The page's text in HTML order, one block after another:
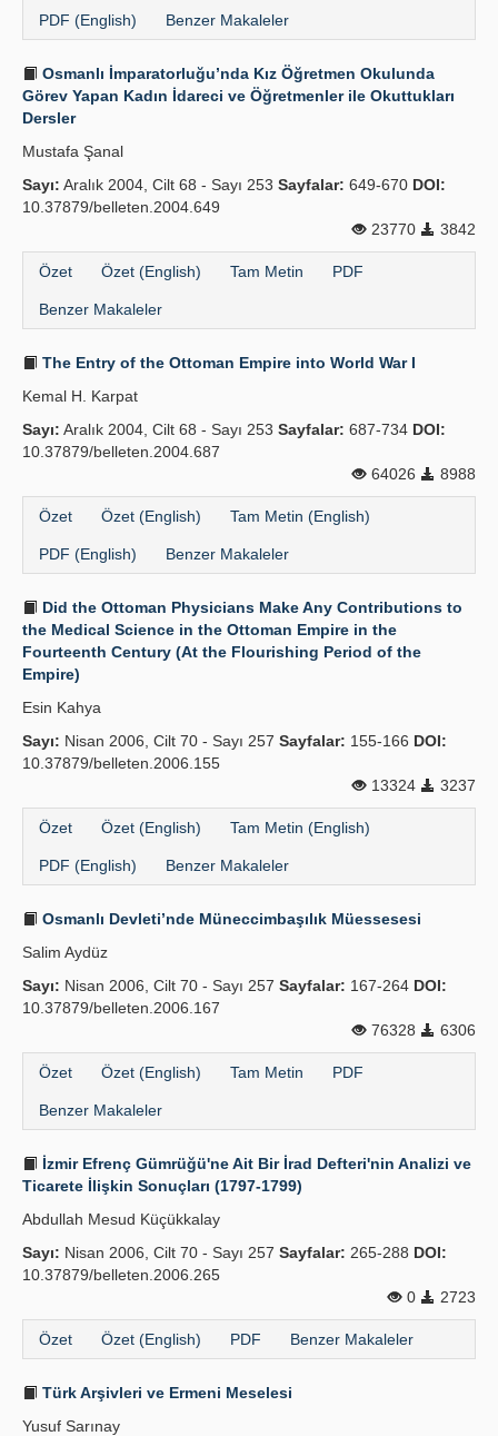
PDF (English) Benzer Makaleler
Osmanlı İmparatorluğu’nda Kız Öğretmen Okulunda
Görev Yapan Kadın İdareci ve Öğretmenler ile Okuttukları
Dersler
Mustafa Şanal
Sayı: Aralık 2004, Cilt 68 - Sayı 253 Sayfalar: 649-670 DOI:
10.37879/belleten.2004.649
23770
3842
Özet Özet (English) Tam Metin PDF
Benzer Makaleler
The Entry of the Ottoman Empire into World War I
Kemal H. Karpat
Sayı: Aralık 2004, Cilt 68 - Sayı 253 Sayfalar: 687-734 DOI:
10.37879/belleten.2004.687
64026
8988
Özet Özet (English) Tam Metin (English)
PDF (English) Benzer Makaleler
Did the Ottoman Physicians Make Any Contributions to
the Medical Science in the Ottoman Empire in the
Fourteenth Century (At the Flourishing Period of the
Empire)
Esin Kahya
Sayı: Nisan 2006, Cilt 70 - Sayı 257 Sayfalar: 155-166 DOI:
10.37879/belleten.2006.155
13324
3237
Özet Özet (English) Tam Metin (English)
PDF (English) Benzer Makaleler
Osmanlı Devleti’nde Müneccimbaşılık Müessesesi
Salim Aydüz
Sayı: Nisan 2006, Cilt 70 - Sayı 257 Sayfalar: 167-264 DOI:
10.37879/belleten.2006.167
76328
6306
Özet Özet (English) Tam Metin PDF
Benzer Makaleler
İzmir Efrenç Gümrüğü'ne Ait Bir İrad Defteri'nin Analizi ve
Ticarete İlişkin Sonuçları (1797-1799)
Abdullah Mesud Küçükkalay
Sayı: Nisan 2006, Cilt 70 - Sayı 257 Sayfalar: 265-288 DOI:
10.37879/belleten.2006.265
0
2723
Özet Özet (English) PDF Benzer Makaleler
Türk Arşivleri ve Ermeni Meselesi
Yusuf Sarınay